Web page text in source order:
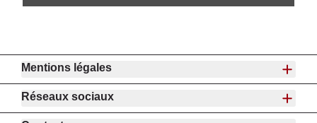
Mentions légales
Réseaux sociaux